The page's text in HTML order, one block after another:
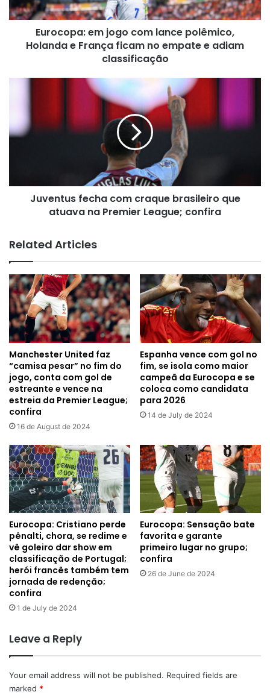
e
França
Eurocopa: em jogo com lance polêmico,
Holanda e França ficam no empate e adiam
classificação
craque
brasileiro
Premier
League;Juventus fecha com craque brasileiro que
atuava na Premier League; confira
Related Articles
Manchester United faz
“camisa pesar” no fim do
jogo, conta com gol de
estreante e vence na
estreia da Premier League;
confira
16 de August de 2024
Espanha vence com gol no
fim, se isola como maior
campeã da Eurocopa e se
coloca como candidata
para 2026
14 de July de 2024
Eurocopa: Cristiano perde
pênalti, chora, se redime e
vê goleiro dar show em
classificação de Portugal;
herói francês também tem
jornada de redenção;
confira
1 de July de 2024
Eurocopa: Sensação bate
favorita e garante
primeiro lugar no grupo;
confira
26 de June de 2024
Leave a Reply
Your email address will not be published. Required fields are
marked *